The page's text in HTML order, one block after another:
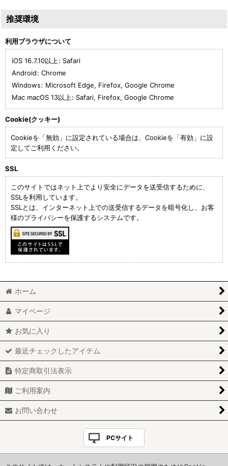
推奨環境
利用ブラウザについて
iOS 16.7.10以上: Safari
Android: Chrome
Windows: Microsoft Edge, Firefox, Google Chrome
Mac macOS 13以上: Safari, Firefox, Google Chrome
Cookie(クッキー)
Cookieを「無効」に設定されている場合は、Cookieを「有効」に設
定してご利用ください。
SSL
このサイトではネット上でより安全にデータを送受信するために、
SSLを利用しています。
SSLとは、インターネット上での送受信するデータを暗号化し、お客
様のプライバシーを保護するシステムです。
ホーム
マイページ
お気に入り
最近チェックしたアイテム
特定商取引法表示
ご利用案内
お問い合わせ
PCサイト
Copyright(C)＊HoneyStyle＊. All Rights Reserved.